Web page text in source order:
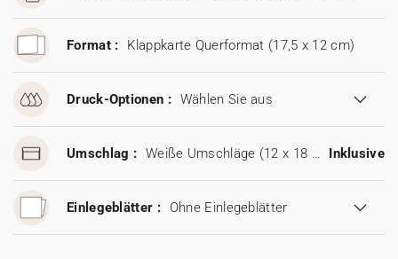
Format : Klappkarte Querformat (17,5 x 12 cm)
Druck-Optionen : Wählen Sie aus
Umschlag : Weiße Umschläge (12 x 18 cm) Inklusive
Einlegeblätter : Ohne Einlegeblätter